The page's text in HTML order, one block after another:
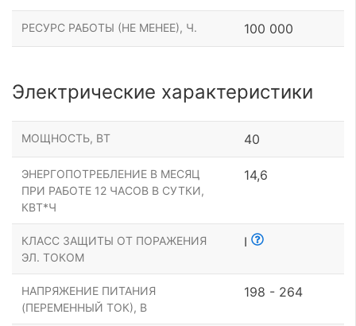
РЕСУРС РАБОТЫ (НЕ МЕНЕЕ), Ч. 100 000
Электрические характеристики
МОЩНОСТЬ, ВТ 40
ЭНЕРГОПОТРЕБЛЕНИЕ В МЕСЯЦ
ПРИ РАБОТЕ 12 ЧАСОВ В СУТКИ,
КВТ*Ч
14,6
КЛАСС ЗАЩИТЫ ОТ ПОРАЖЕНИЯ
ЭЛ. ТОКОМ
I
НАПРЯЖЕНИЕ ПИТАНИЯ
(ПЕРЕМЕННЫЙ ТОК), В
198 - 264